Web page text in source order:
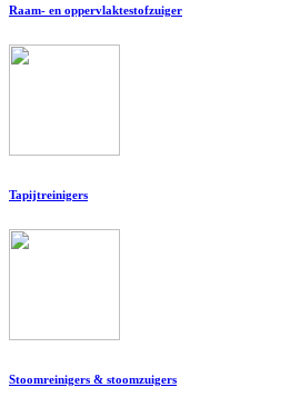
Raam- en oppervlaktestofzuiger
Tapijtreinigers
Stoomreinigers & stoomzuigers